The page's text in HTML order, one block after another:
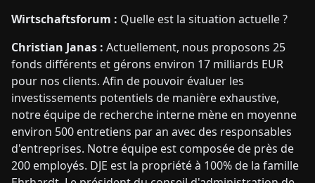
Wirtschaftsforum : Quelle est la situation actuelle ?
Christian Janas : Actuellement, nous proposons 25
fonds différents et gérons environ 17 milliards EUR
pour nos clients. Afin de pouvoir évaluer les
investissements potentiels de manière exhaustive,
notre équipe de recherche interne mène en moyenne
environ 500 entretiens par an avec des responsables
d'entreprises. Notre équipe est composée de près de
200 employés. DJE est la propriété à 100% de la famille